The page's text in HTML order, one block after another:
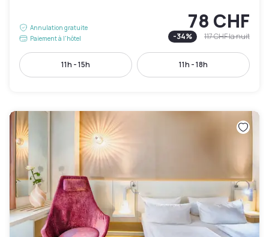
Annulation gratuite
Paiement à l'hôtel
78 CHF
-34% 117 CHFla nuit
11h - 15h 11h - 18h